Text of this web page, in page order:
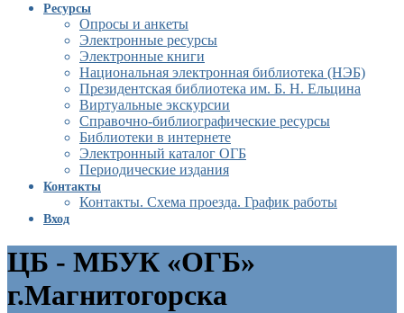
Ресурсы
Опросы и анкеты
Электронные ресурсы
Электронные книги
Национальная электронная библиотека (НЭБ)
Президентская библиотека им. Б. Н. Ельцина
Виртуальные экскурсии
Справочно-библиографические ресурсы
Библиотеки в интернете
Электронный каталог ОГБ
Периодические издания
Контакты
Контакты. Схема проезда. График работы
Вход
ЦБ - МБУК «ОГБ»
г.Магнитогорска